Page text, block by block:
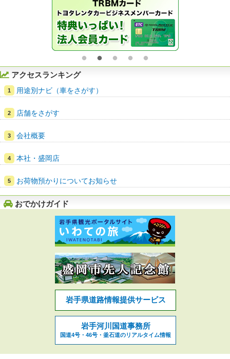
アクセスランキング
用途別ナビ（車をさがす）
店舗をさがす
会社概要
本社・盛岡店
お荷物預かりについてお知らせ
おでかけガイド
岩手県道路情報提供サービス
岩手河川国道事務所
国道4号・46号・釜石道のリアルタイム情報